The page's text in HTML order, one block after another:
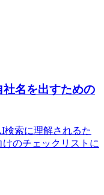
名を出すための
検索に理解されるた
のチェックリストに